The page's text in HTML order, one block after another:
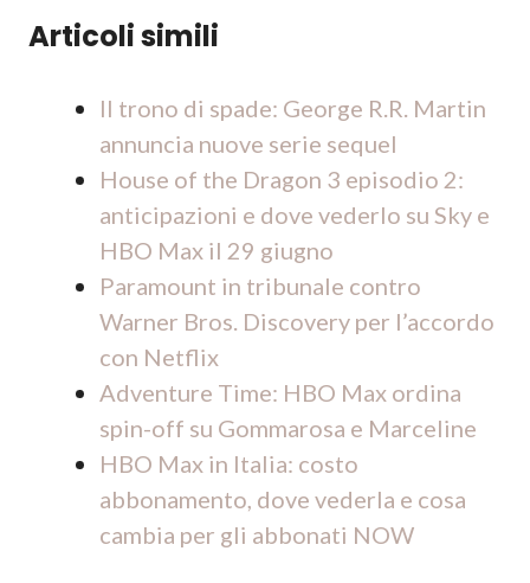
Articoli simili
Il trono di spade: George R.R. Martin
annuncia nuove serie sequel
House of the Dragon 3 episodio 2:
anticipazioni e dove vederlo su Sky e
HBO Max il 29 giugno
Paramount in tribunale contro
Warner Bros. Discovery per l’accordo
con Netflix
Adventure Time: HBO Max ordina
spin-off su Gommarosa e Marceline
HBO Max in Italia: costo
abbonamento, dove vederla e cosa
cambia per gli abbonati NOW